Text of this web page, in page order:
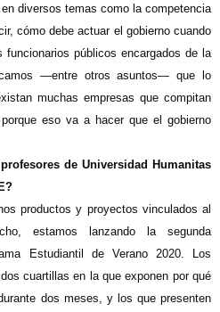
diversos temas como la competencia
cómo debe actuar el gobierno cuando
públicos encargados de la
—entre otros asuntos— que lo
muchas empresas que compitan
eso va a hacer que el gobierno
de Universidad Humanitas
productos y proyectos vinculados al
estamos lanzando la segunda
Estudiantil de Verano 2020. Los
cuartillas en la que exponen por qué
dos meses, y los que presenten